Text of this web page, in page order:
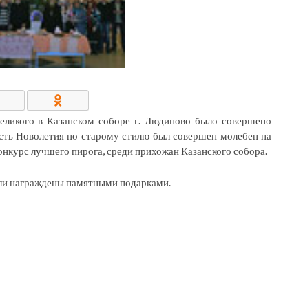
в Казанском соборе г. Людиново было совершено
Новолетия по старому стилю был совершен молебен на
лучшего пирога, среди прихожан Казанского собора.
награждены памятными подарками.